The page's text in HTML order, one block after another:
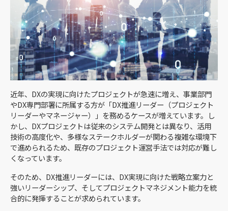
近年、DXの実現に向けたプロジェクトが急速に増え、事業部門
やDX専門部署に所属する方が「DX推進リーダー（プロジェクト
リーダーやマネージャー）」を務めるケースが増えています。し
かし、DXプロジェクトは従来のシステム開発とは異なり、活用
技術の高度化や、多様なステークホルダーが関わる複雑な環境下
で進められるため、既存のプロジェクト運営手法では対応が難し
くなっています。
そのため、DX推進リーダーには、DX実現に向けた戦略立案力と
強いリーダーシップ、そしてプロジェクトマネジメント能力を統
合的に発揮することが求められています。